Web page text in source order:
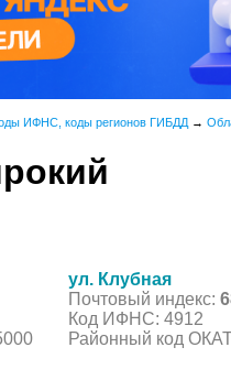
ИФНС, коды регионов ГИБДД →
ул. Клубная
Почтовый индекс:
Код ИФНС: 4912
Районный код